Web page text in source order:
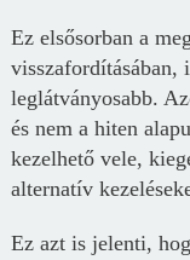
Ez elsősorban a
visszafordításában,
leglátványosabb.
és nem a hiten
kezelhető vele,
alternatív
Ez azt is jelenti,